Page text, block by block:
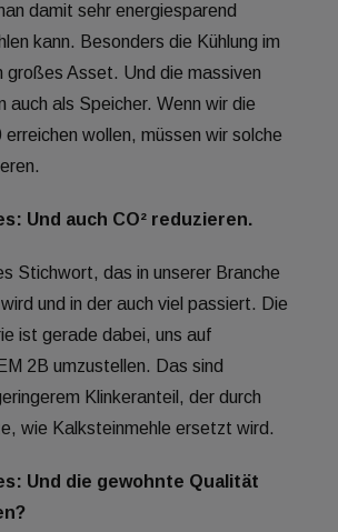
damit sehr energiesparend
kann. Besonders die Kühlung im
großes Asset. Und die massiven
auch als Speicher. Wenn wir die
wollen, müssen wir solche
Und auch CO² reduzieren.
Stichwort, das in unserer Branche
und in der auch viel passiert. Die
ist gerade dabei, uns auf
2B umzustellen. Das sind
Klinkeranteil, der durch
wie Kalksteinmehle ersetzt wird.
Und die gewohnte Qualität